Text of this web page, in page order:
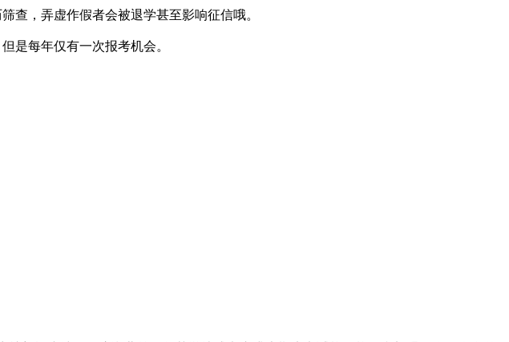
查，弄虚作假者会被退学甚至影响征信哦。
是每年仅有一次报考机会。